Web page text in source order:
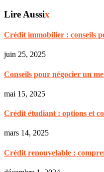
Lire Aussix
Crédit immobilier : conseils
juin 25, 2025
Conseils pour négocier un
mai 15, 2025
Crédit étudiant : options et
mars 14, 2025
Crédit renouvelable :